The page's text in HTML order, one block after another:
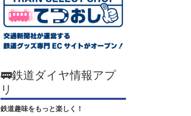
🚃鉄道ダイヤ情報アプ
リ
鉄道趣味をもっと楽しく！